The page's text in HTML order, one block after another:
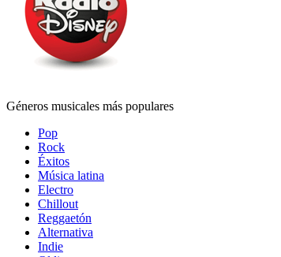
Géneros musicales más populares
Pop
Rock
Éxitos
Música latina
Electro
Chillout
Reggaetón
Alternativa
Indie